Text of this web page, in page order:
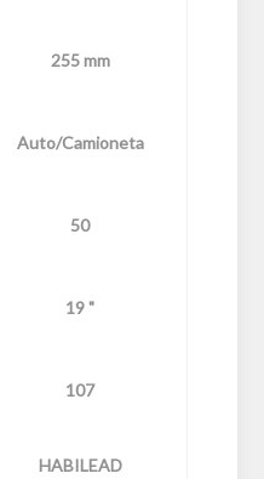
255 mm
Auto/Camioneta
50
19 "
107
HABILEAD